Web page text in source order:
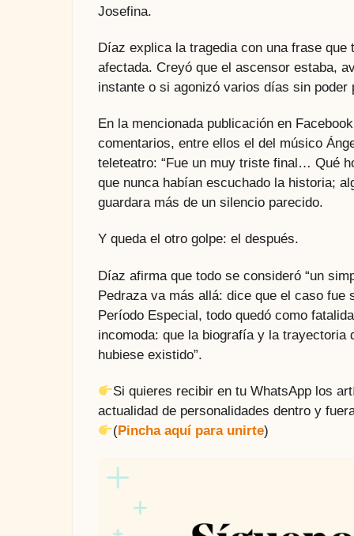
Josefina.
Díaz explica la tragedia con una frase
afectada. Creyó que el ascensor estaba,
instante o si agonizó varios días sin poder
En la mencionada publicación en
comentarios, entre ellos el del músico
teleteatro: “Fue un muy triste final… Qué
que nunca habían escuchado la historia;
guardara más de un silencio parecido.
Y queda el otro golpe: el después.
Díaz afirma que todo se consideró “un
Pedraza va más allá: dice que el caso fue
Período Especial, todo quedó como
incomoda: que la biografía y la trayectoria
hubiese existido”.
Si quieres recibir en tu WhatsApp los
actualidad de personalidades dentro y
(Pincha aquí para unirte)